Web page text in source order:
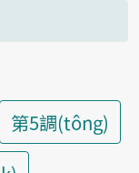
第5調(tông)